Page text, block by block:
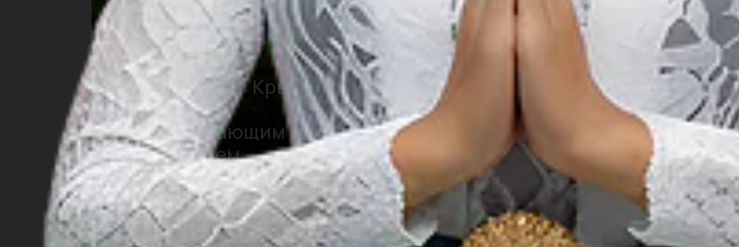
Гора Керинчи: Крыша
Суматры с
завораживающим
очарованием
10 Tasty Halal Food You
Must Find in Medan